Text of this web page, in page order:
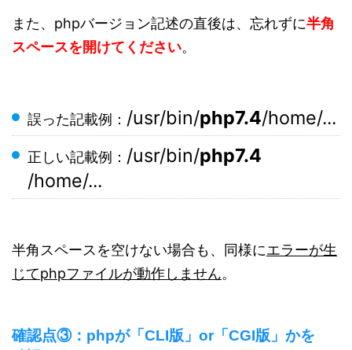
また、phpバージョン記述の直後は、忘れずに半角
スペースを開けてください。
誤った記載例： /usr/bin/php7.4/home/...
正しい記載例： /usr/bin/php7.4
/home/...
半角スペースを空けない場合も、同様にエラーが生
じてphpファイルが動作しません。
確認点③：phpが「CLI版」or「CGI版」かを